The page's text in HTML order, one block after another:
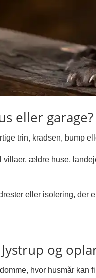
eller garage?
trin, kradsen, bump
villaer, ældre huse,
eller isolering, der
og
hvor husmår